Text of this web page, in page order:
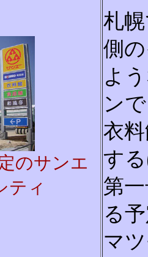
のサンエ
ィ
札
側
よ
ン
衣
す
第
る
マ